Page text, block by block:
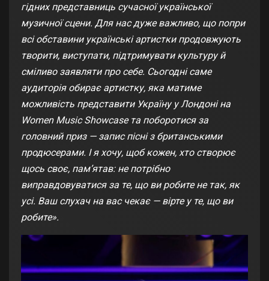
гідних представниць сучасної української
музичної сцени. Для нас дуже важливо, що попри
всі обставини українські артистки продовжують
творити, виступати, підтримувати культуру й
сміливо заявляти про себе. Сьогодні саме
аудиторія обирає артистку, яка матиме
можливість представити Україну у Лондоні на
Women Music Showcase та поборотися за
головний приз — запис пісні з британськими
продюсерами. І я хочу, щоб кожен, хто створює
щось своє, пам’ятав: не потрібно
виправдовуватися за те, що ви робите не так, як
усі. Ваш слухач на вас чекає — вірте у те, що ви
робите».